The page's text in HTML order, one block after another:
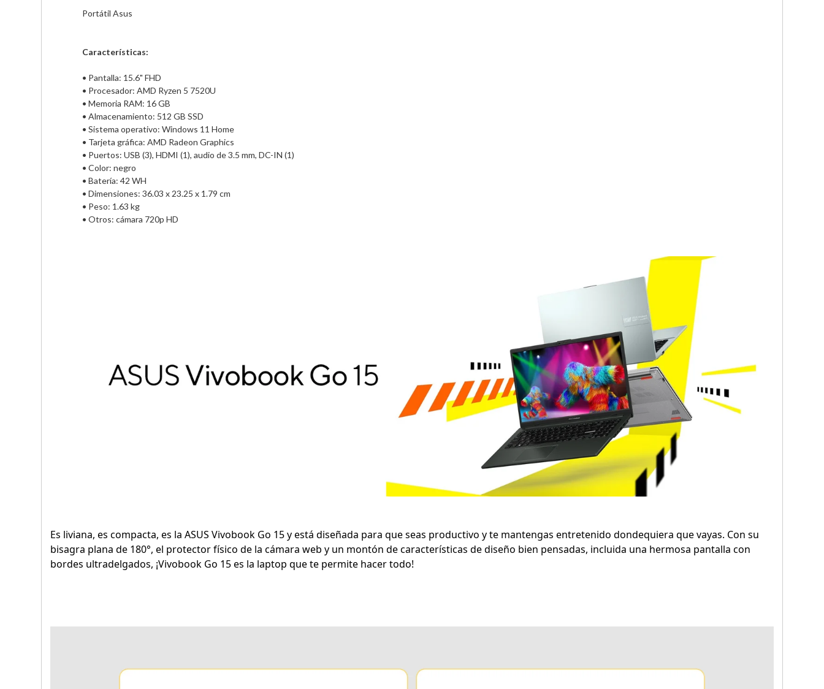
Portátil Asus
Características:
• Pantalla: 15.6" FHD
• Procesador: AMD Ryzen 5 7520U
• Memoria RAM: 16 GB
• Almacenamiento: 512 GB SSD
• Sistema operativo: Windows 11 Home
• Tarjeta gráfica: AMD Radeon Graphics
• Puertos: USB (3), HDMI (1), audio de 3.5 mm, DC-IN (1)
• Color: negro
• Batería: 42 WH
• Dimensiones: 36.03 x 23.25 x 1.79 cm
• Peso: 1.63 kg
• Otros: cámara 720p HD